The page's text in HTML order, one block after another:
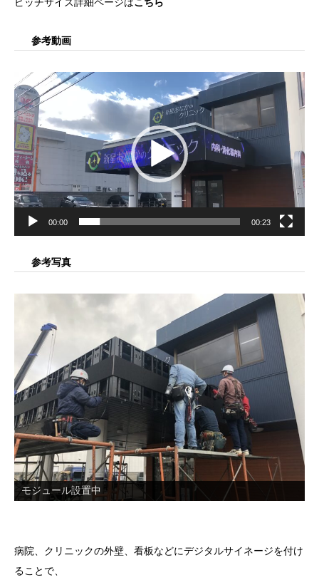
ピッチサイズ詳細ページはこちら
参考動画
動
画
プ
レ
ー
ヤ
ー
00:00 00:23
参考写真
モジュール設置中
病院、クリニックの外壁、看板などにデジタルサイネージを付け
ることで、